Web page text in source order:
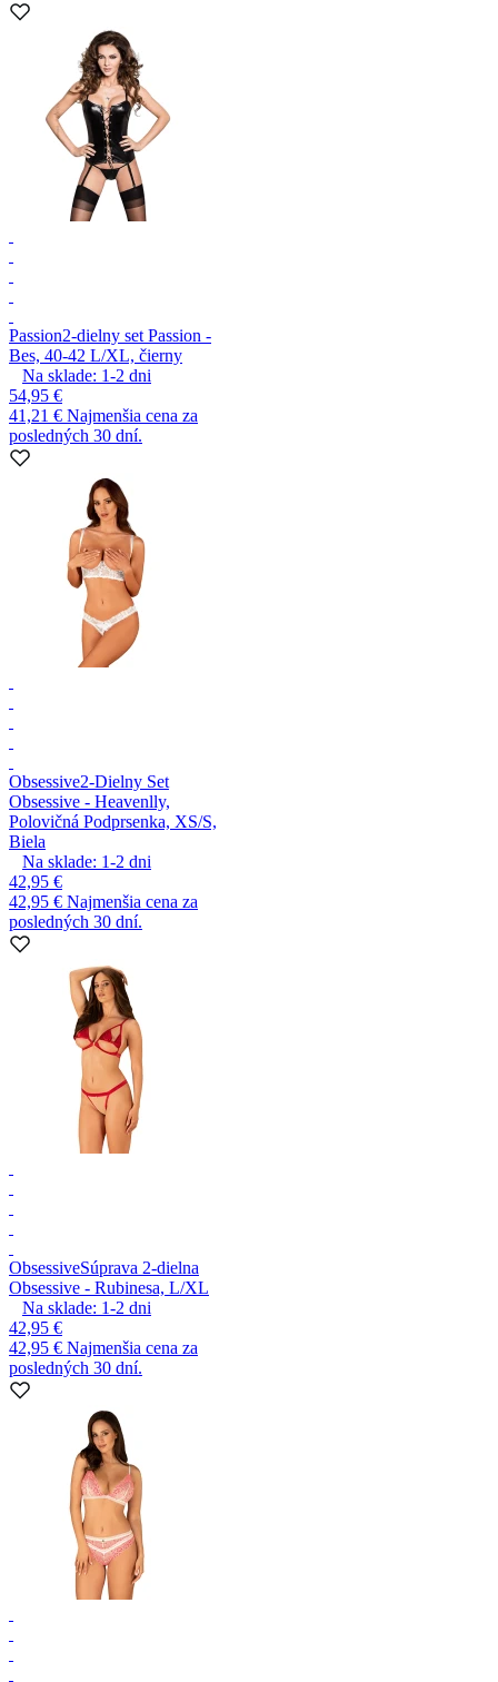
Passion2-dielny set Passion -
Bes, 40-42 L/XL, čierny
Na sklade: 1-2 dni
54,95 €
41,21 € Najmenšia cena za
posledných 30 dní.
Obsessive2-Dielny Set
Obsessive - Heavenlly,
Polovičná Podprsenka, XS/S,
Biela
Na sklade: 1-2 dni
42,95 €
42,95 € Najmenšia cena za
posledných 30 dní.
ObsessiveSúprava 2-dielna
Obsessive - Rubinesa, L/XL
Na sklade: 1-2 dni
42,95 €
42,95 € Najmenšia cena za
posledných 30 dní.